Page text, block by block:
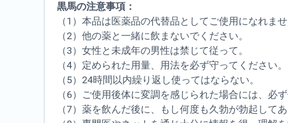
黒馬の注意事項：
（1）本品は医薬品の代替品としてご使用になれませ
（2）他の薬と一緒に飲まないでください。
（3）女性と未成年の男性は禁じて従って。
（4）定められた用量、用法を必ず守ってください。
（5）24時間以内繰り返し使ってはならない。
（6）ご使用後体に変調を感じられた場合には、必
（7）薬を飲んだ後に、もし何度も久勃が勃起して